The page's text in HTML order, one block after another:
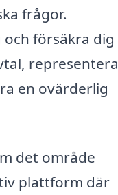
frågor.
försäkra dig
representera
en ovärderlig
det område
plattform där